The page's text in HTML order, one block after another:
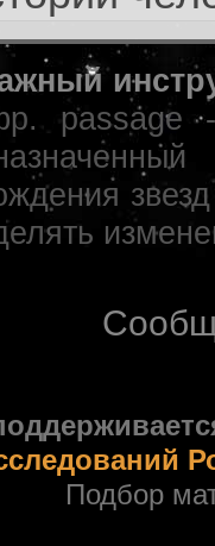
passage -
Подбор